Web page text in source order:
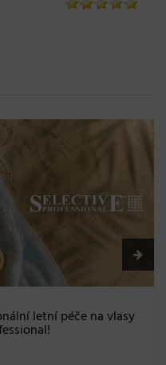
blond: lesk, glow efekt